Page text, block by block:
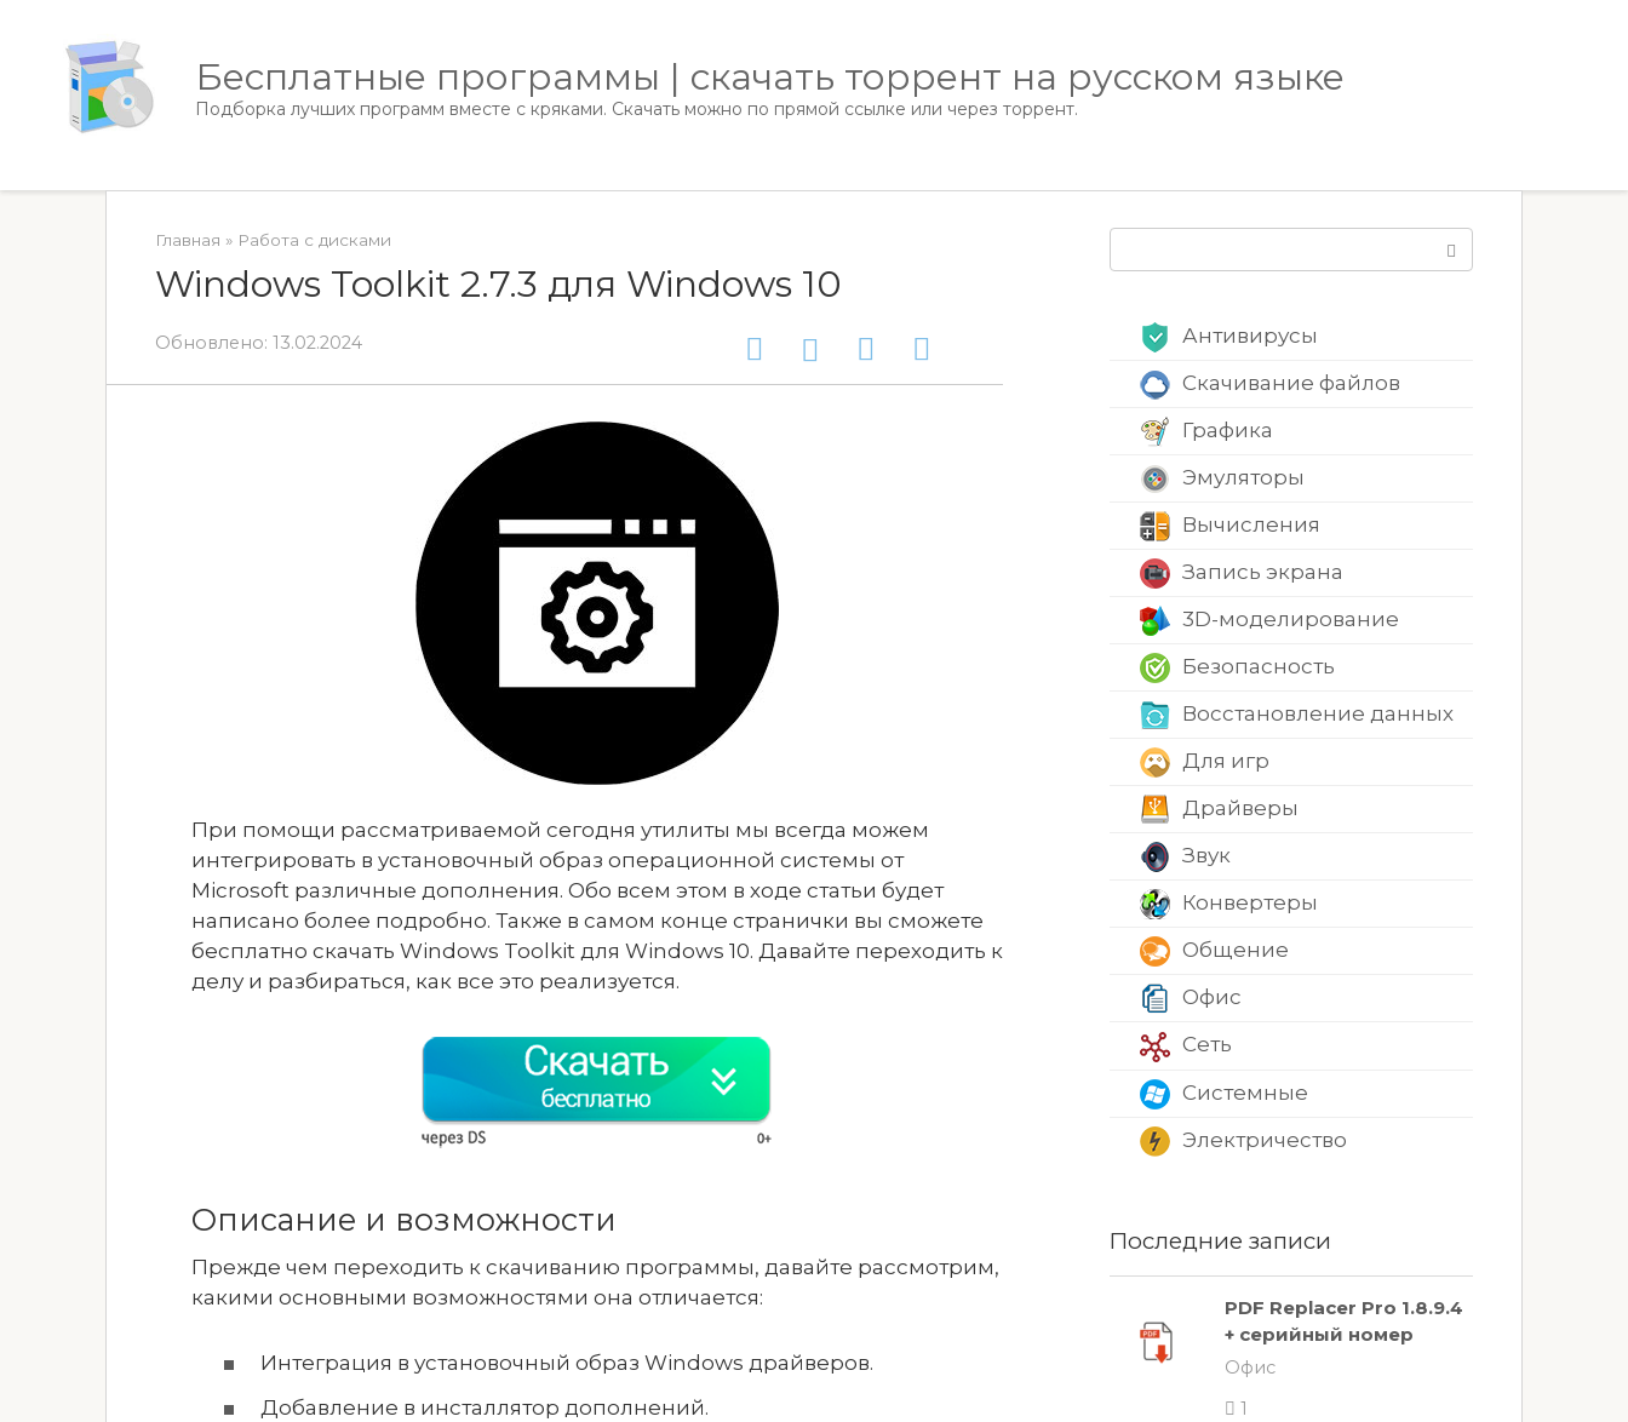
контенту
Бесплатные программы | скачать торрент на русском языке
Подборка лучших программ вместе с кряками. Скачать можно по прямой ссылке или через торрент.
Главная » Работа с дисками
Windows Toolkit 2.7.3 для Windows 10
Обновлено: 13.02.2024
При помощи рассматриваемой сегодня утилиты мы всегда можем
интегрировать в установочный образ операционной системы от
Microsoft различные дополнения. Обо всем этом в ходе статьи будет
написано более подробно. Также в самом конце странички вы сможете
бесплатно скачать Windows Toolkit для Windows 10. Давайте переходить к
делу и разбираться, как все это реализуется.
Описание и возможности
Прежде чем переходить к скачиванию программы, давайте рассмотрим,
какими основными возможностями она отличается:
Интеграция в установочный образ Windows драйверов.
Добавление в инсталлятор дополнений.
Антивирусы
Скачивание файлов
Графика
Эмуляторы
Вычисления
Запись экрана
3D-моделирование
Безопасность
Восстановление данных
Для игр
Драйверы
Звук
Конвертеры
Общение
Офис
Сеть
Системные
Электричество
Последние записи
PDF Replacer Pro 1.8.9.4
+ серийный номер
Офис
1